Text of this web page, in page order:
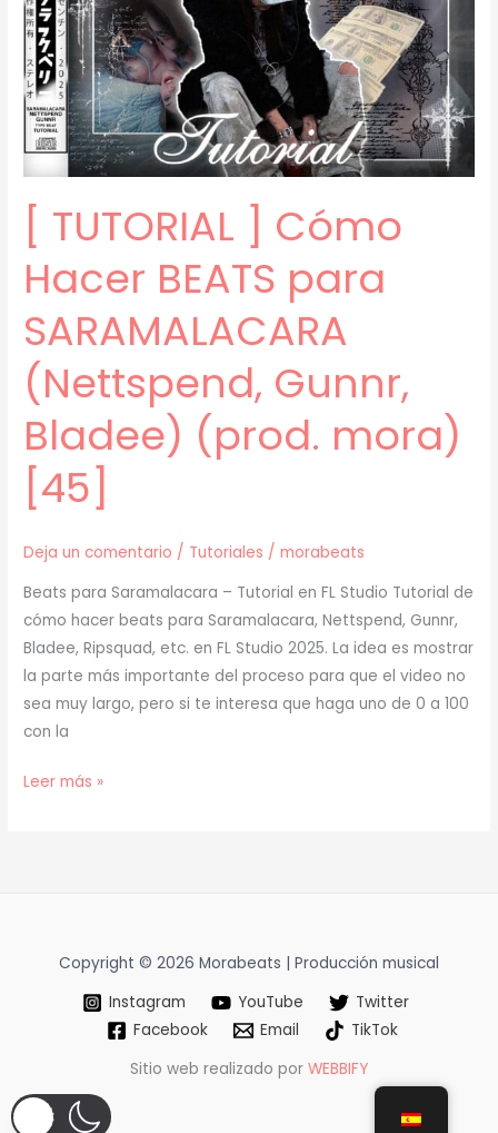
SERUM
Preset
BANK
(808s,
Leads,
Plucks,
Pads,
etc.)
(prod.
mora)
[46]
[ TUTORIAL ] Cómo
Hacer BEATS para
SARAMALACARA
(Nettspend, Gunnr,
Bladee) (prod. mora)
[45]
Deja un comentario / Tutoriales /morabeats
Beats para Saramalacara – Tutorial en FL Studio Tutorial de
cómo hacer beats para Saramalacara, Nettspend, Gunnr,
Bladee, Ripsquad, etc. en FL Studio 2025. La idea es mostrar
la parte más importante del proceso para que el video no
sea muy largo, pero si te interesa que haga uno de 0 a 100
con la
[
SARAMALACARA
(Nettspend,
mora)
Leer más »
Copyright © 2026 Morabeats | Producción musical
Instagram
YouTube
Twitter
Facebook
Email
TikTok
Sitio web realizado por WEBBIFY